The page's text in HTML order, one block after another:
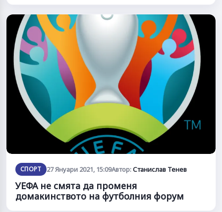
СПОРТ 27 Януари 2021, 15:09Автор:Станислав Тенев
УЕФА не смята да променя
домакинството на футболния форум